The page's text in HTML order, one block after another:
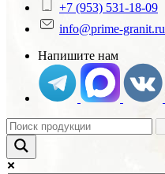
+7 (953) 531-18-09
info@prime-granit.ru
Напишите нам